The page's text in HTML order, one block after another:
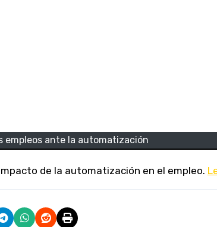
empleos ante la automatización
de la automatización en el empleo.